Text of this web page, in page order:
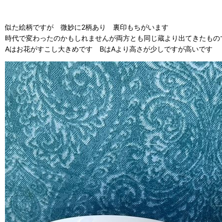
似た絵柄ですが 微妙に2柄あり 裏印もちがいます
時代で変わったのかもしれませんが両方とも同じ蔵より出てきたもの
Aはお花がすこし大きめです BはAより高さが少しですが高いです